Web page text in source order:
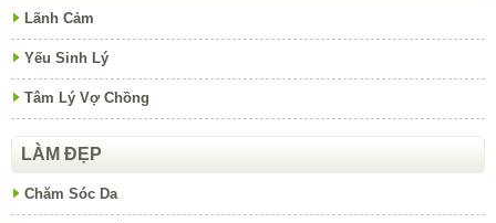
Lãnh Cảm
Yếu Sinh Lý
Tâm Lý Vợ Chồng
LÀM ĐẸP
Chăm Sóc Da